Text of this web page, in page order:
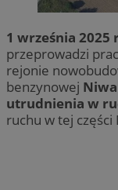
1 września 2025
przeprowadzi
rejonie
benzynowej Niwa
utrudnienia w
ruchu w tej części